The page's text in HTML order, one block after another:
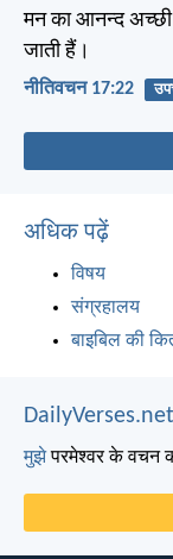
मन का आनन्द
जाती हैं।
नीतिवचन 17:22
अधिक पढ़ें
विषय
संग्रहालय
बाइबिल की
मुझेपरमेश्वर के वचन